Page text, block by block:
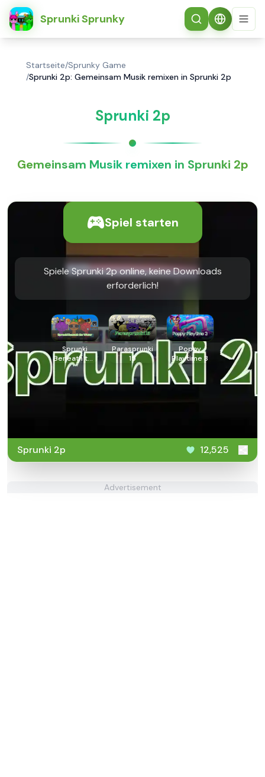
Sprunki Sprunky
简体中文
Startseite/Sprunky Game
/Sprunki 2p: Gemeinsam Musik remixen in Sprunki 2p
Sprunki 2p
Gemeinsam Musik remixen in Sprunki 2p
Spiel starten
Spiele Sprunki 2p online, keine Downloads
erforderlich!
Sprunki
Beneath the
Water
Parasprunki
15
Poppy
Playtime 3
Sprunki 2p 12,525
Advertisement